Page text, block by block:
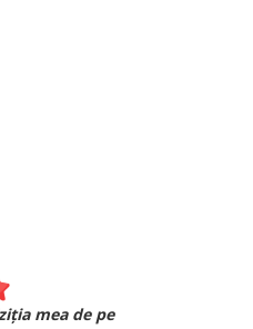
Experiența mea cu